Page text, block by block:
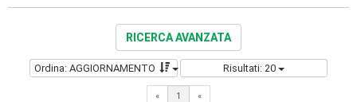
RICERCA AVANZATA
Ordina: AGGIORNAMENTO Risultati: 20
« 1 «